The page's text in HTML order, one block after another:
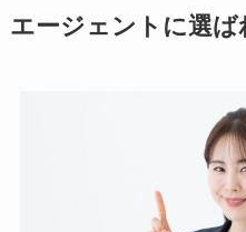
エージェントに選